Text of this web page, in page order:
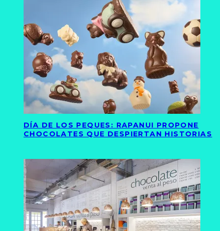
DÍA DE LOS PEQUES: RAPANUI PROPONE
CHOCOLATES QUE DESPIERTAN HISTORIAS